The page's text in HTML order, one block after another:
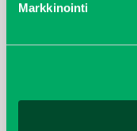
Markkinointi
helmikuu 2019